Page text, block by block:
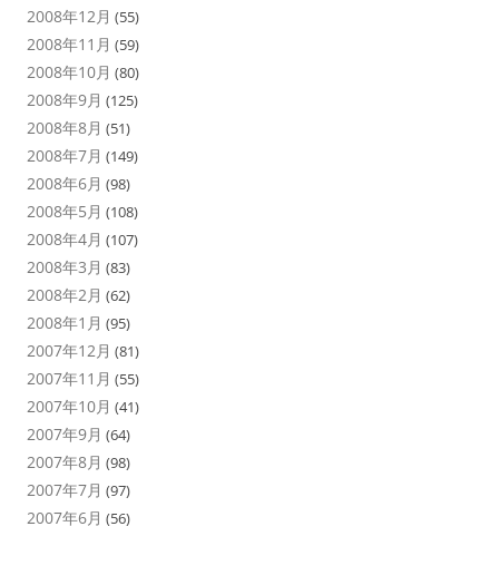
2008年12月 (55)
2008年11月 (59)
2008年10月 (80)
2008年9月 (125)
2008年8月 (51)
2008年7月 (149)
2008年6月 (98)
2008年5月 (108)
2008年4月 (107)
2008年3月 (83)
2008年2月 (62)
2008年1月 (95)
2007年12月 (81)
2007年11月 (55)
2007年10月 (41)
2007年9月 (64)
2007年8月 (98)
2007年7月 (97)
2007年6月 (56)